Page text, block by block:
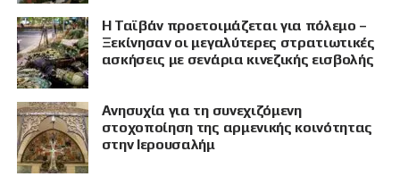
Η Ταϊβάν προετοιμάζεται για πόλεμο –
Ξεκίνησαν οι μεγαλύτερες στρατιωτικές
ασκήσεις με σενάρια κινεζικής εισβολής
Ανησυχία για τη συνεχιζόμενη
στοχοποίηση της αρμενικής κοινότητας
στην Ιερουσαλήμ